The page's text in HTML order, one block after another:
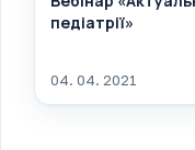
педіатрії»
04. 04. 2021